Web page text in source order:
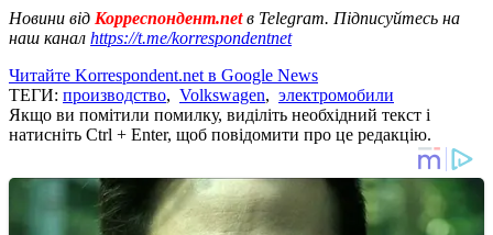
Новини від Корреспондент.netв Telegram. Підписуйтесь на
наш канал https://t.me/korrespondentnet
Читайте Korrespondent.net в Google News
ТЕГИ: производство, Volkswagen, электромобили
Якщо ви помітили помилку, виділіть необхідний текст і
натисніть Ctrl + Enter, щоб повідомити про це редакцію.